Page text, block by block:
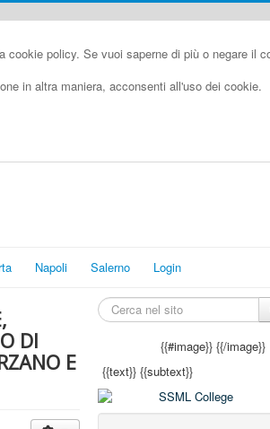
policy. Se vuoi saperne di più o negare il
in altra maniera, acconsenti all'uso dei cookie.
Napoli Salerno Login
DI
E
{{#image}}{{/image}}
{{text}} {{subtext}}